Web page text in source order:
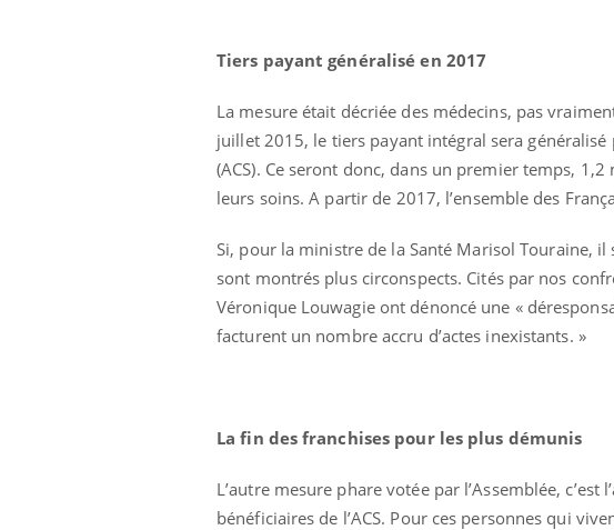
Tiers payant généralisé en 2017
La mesure était décriée des médecins, pas
juillet 2015, le tiers payant intégral sera
(ACS). Ce seront donc, dans un premier temps,
leurs soins. A partir de 2017, l’ensemble des
Si, pour la ministre de la Santé Marisol Touraine, il
sont montrés plus circonspects. Cités par nos
Véronique Louwagie ont dénoncé une «
facturent un nombre accru d’actes inexistants. »
La fin des franchises pour les plus démunis
L’autre mesure phare votée par l’Assemblée,
bénéficiaires de l’ACS. Pour ces personnes qui
Eczéma Chronique des Mains :
Il y a des sujets qui sont faciles à aborder...
d'autres non ! D'un côté, poser des
questions sur la maladie d'un proche c'est
Youtube
Carence en fer
Fatigue,
même alopécie…
carence en fer